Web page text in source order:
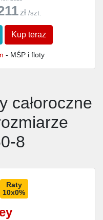
zł /szt.
Kup teraz
- MŚP i floty
całoroczne
8
Raty
10x0%